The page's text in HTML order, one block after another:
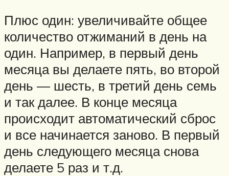
Плюс один: увеличивайте общее
количество отжиманий в день на
один. Например, в первый день
месяца вы делаете пять, во второй
день — шесть, в третий день семь
и так далее. В конце месяца
происходит автоматический сброс
и все начинается заново. В первый
день следующего месяца снова
делаете 5 раз и т.д.